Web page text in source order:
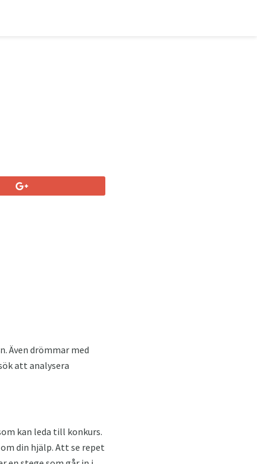
Även drömmar med
att analysera
kan leda till konkurs.
din hjälp. Att se repet